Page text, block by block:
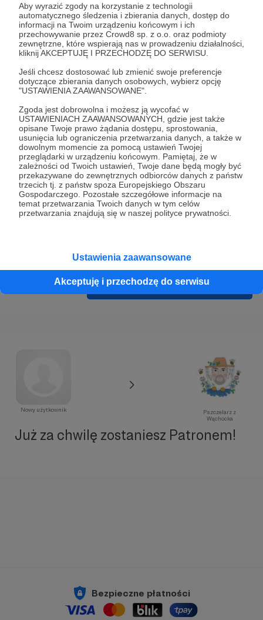
Aby wyrazić zgody na korzystanie z technologii
automatycznego śledzenia i zbierania danych, dostęp do
informacji na Twoim urządzeniu końcowym i ich
przechowywanie przez Crowd8 sp. z o.o. oraz podmioty
zewnętrzne, które wspierają nas w prowadzeniu działalności,
kliknij AKCEPTUJĘ I PRZECHODZĘ DO SERWISU.
Jeśli chcesz dostosować lub zmienić swoje preferencje
dotyczące zbierania danych osobowych, wybierz opcję
"USTAWIENIA ZAAWANSOWANE".
Zgoda jest dobrowolna i możesz ją wycofać w
USTAWIENIACH ZAAWANSOWANYCH, gdzie jest także
opisane Twoje prawo żądania dostępu, sprostowania,
usunięcia lub ograniczenia przetwarzania danych, a także w
dowolnym momencie za pomocą ustawień Twojej
przeglądarki w urządzeniu końcowym. Pamiętaj, że w
zależności od Twoich ustawień, Twoje dane będą mogły być
przekazywane do zewnętrznych odbiorców danych z państw
trzecich tj. z państw spoza Europejskiego Obszaru
Gospodarczego. Pozostałe szczegółowe informacje na
temat przetwarzania Twoich danych w tym celów
przetwarzania znajdują się w naszej polityce prywatności.
Ustawienia zaawansowane
Akceptuję i przechodzę do serwisu
* Zapoznałem się i akceptujęRegulaminserwisu oraz
Prywatności.
* Wyrażam zgodę na przetwarzanie moich danych
osobowych podanych w formularzu rejestracyjnym w celu
prawidłowego świadczenia usług serwisu Patronite.
Wyrażam zgodę na otrzymywanie drogą elektroniczną
informacji handlowych - newslettera. Opcja ta może zostać
zmieniona w ustawieniach konta.
Cofnij Zarejestruj się i przejdź dalej
Nowy użytkownik
Pszczelarz z
Wąchocka
Już za chwilę zostaniesz Patronem!
Bezpieczne płatności